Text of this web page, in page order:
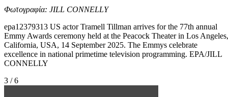
Φωτογραφία: JILL CONNELLY
epa12379313 US actor Tramell Tillman arrives for the 77th annual
Emmy Awards ceremony held at the Peacock Theater in Los Angeles,
California, USA, 14 September 2025. The Emmys celebrate
excellence in national primetime television programming. EPA/JILL
CONNELLY
3 / 6